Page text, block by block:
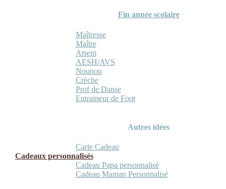
Fin année scolaire
Maîtresse
Maître
Atsem
AESH/AVS
Nounou
Crèche
Prof de Danse
Entraineur de Foot
Autres idées
Carte Cadeau
Cadeaux personnalisés
Cadeau Papa personnalisé
Cadeau Maman Personnalisé